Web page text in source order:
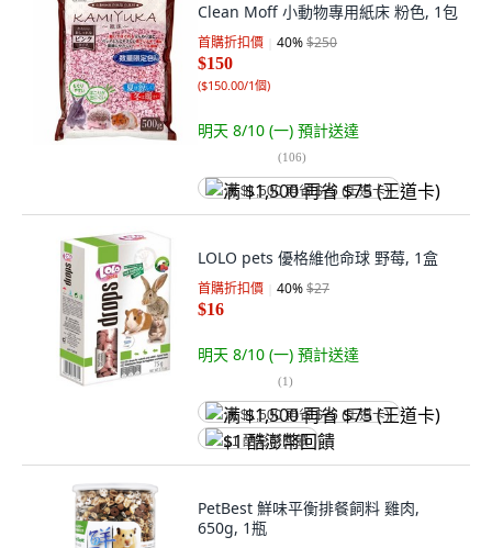
Clean Moff 小動物專用紙床 粉色, 1包
首購折扣價 40%$250
$150
($150.00/1個)
明天 8/10 (一) 預計送達
(106)
满 $1,500 再省 $75 (王道卡)
LOLO pets 優格維他命球 野莓, 1盒
首購折扣價 40%$27
$16
明天 8/10 (一) 預計送達
(1)
满 $1,500 再省 $75 (王道卡)
$1 酷澎幣回饋
PetBest 鮮味平衡排餐飼料 雞肉,
650g, 1瓶